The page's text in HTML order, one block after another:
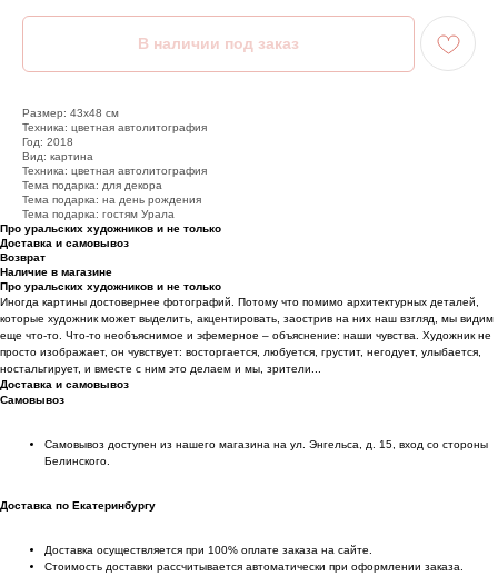
Размер: 43х48 см
Техника: цветная автолитография
Год: 2018
Вид: картина
Техника: цветная автолитография
Тема подарка: для декора
Тема подарка: на день рождения
Тема подарка: гостям Урала
Про уральских художников и не только
Доставка и самовывоз
Возврат
Наличие в магазине
Про уральских художников и не только
Иногда картины достовернее фотографий. Потому что помимо архитектурных деталей,
которые художник может выделить, акцентировать, заострив на них наш взгляд, мы видим
еще что-то. Что-то необъяснимое и эфемерное – объяснение: наши чувства. Художник не
просто изображает, он чувствует: восторгается, любуется, грустит, негодует, улыбается,
ностальгирует, и вместе с ним это делаем и мы, зрители...
Доставка и самовывоз
Самовывоз
Самовывоз доступен из нашего магазина на ул. Энгельса, д. 15, вход со стороны
Белинского.
Доставка по Екатеринбургу
Доставка осуществляется при 100% оплате заказа на сайте.
Стоимость доставки рассчитывается автоматически при оформлении заказа.